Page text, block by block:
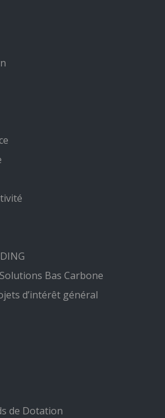
Bas Carbone
d’intérêt général
de Dotation